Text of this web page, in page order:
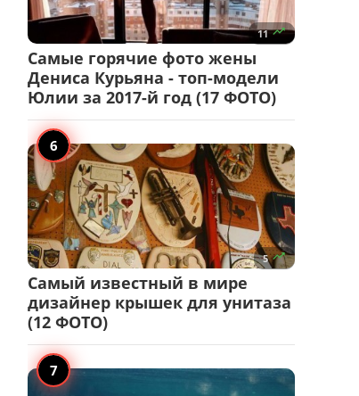
11 
Самые горячие фото жены
Дениса Курьяна - топ-модели
Юлии за 2017-й год (17 ФОТО)
5 
Самый известный в мире
дизайнер крышек для унитаза
(12 ФОТО)